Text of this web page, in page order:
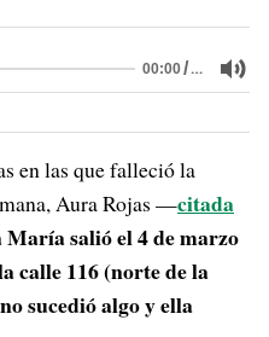
00:00/…
en las que falleció la
Aura Rojas —citada
María salió el 4 de marzo
calle 116 (norte de la
sucedió algo y ella